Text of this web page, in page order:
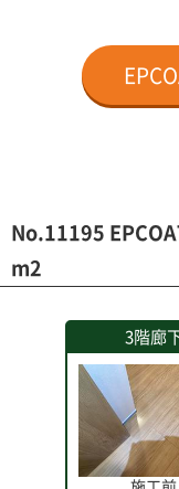
No.11195
m2
3階廊